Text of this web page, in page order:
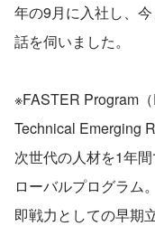
年の9月に入社し、
話を伺いました。
※FASTER Program
Technical Emerging
次世代の人材を1年
ローバルプログラム
即戦力としての早期